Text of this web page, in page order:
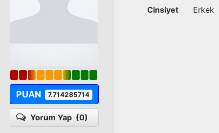
PUAN 7.714285714
Yorum Yap (0)
Cinsiyet Erkek